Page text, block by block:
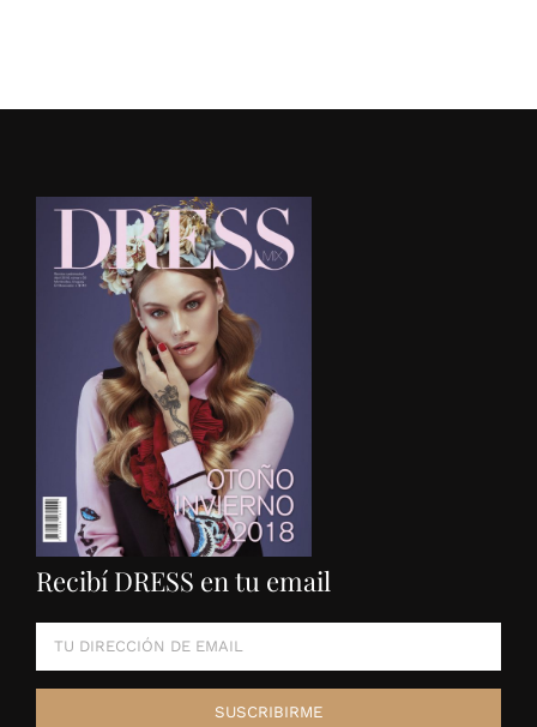
Recibí DRESS en tu email